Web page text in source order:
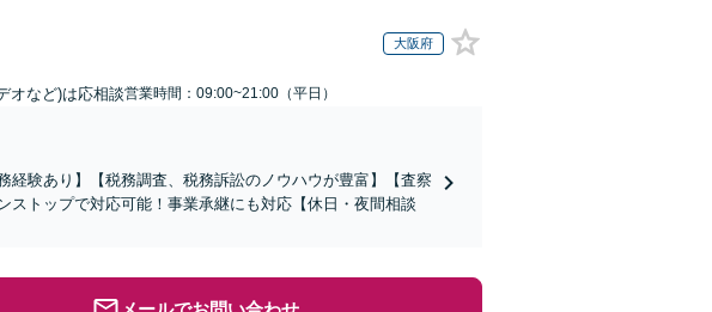
大阪府
オなど)は応相談営業時間：09:00~21:00（平日）
経験あり】【税務調査、税務訴訟のノウハウが豊富】【査察
トップで対応可能！事業承継にも対応【休日・夜間相談